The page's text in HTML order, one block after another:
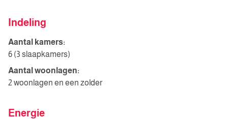
Indeling
Aantal kamers:
6 (3 slaapkamers)
Aantal woonlagen:
2 woonlagen en een zolder
Energie